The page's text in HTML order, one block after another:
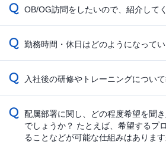
Q OB/OG訪問をしたいので、紹介して
Q 勤務時間・休日はどのようになって
Q 入社後の研修やトレーニングについて
Q
配属部署に関し、どの程度希望を聞
でしょうか？ たとえば、希望するプ
ることなどが可能な仕組みはあります